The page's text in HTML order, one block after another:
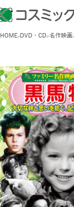
HOME DVD・CD 名作映画